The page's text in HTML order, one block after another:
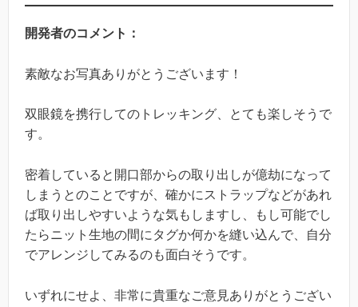
開発者のコメント：
素敵なお写真ありがとうございます！
双眼鏡を携行してのトレッキング、とても楽しそうで
す。
密着していると開口部からの取り出しが億劫になって
しまうとのことですが、確かにストラップなどがあれ
ば取り出しやすいような気もしますし、もし可能でし
たらニット生地の間にタグか何かを縫い込んで、自分
でアレンジしてみるのも面白そうです。
いずれにせよ、非常に貴重なご意見ありがとうござい